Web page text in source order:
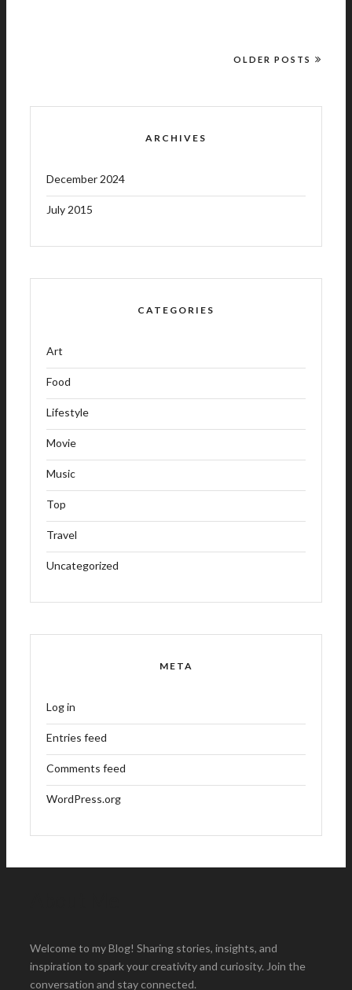
OLDER POSTS
ARCHIVES
December 2024
July 2015
CATEGORIES
Art
Food
Lifestyle
Movie
Music
Top
Travel
Uncategorized
META
Log in
Entries feed
Comments feed
WordPress.org
Welcome to my Blog! Sharing stories, insights, and
inspiration to spark your creativity and curiosity. Join the
conversation and stay connected.